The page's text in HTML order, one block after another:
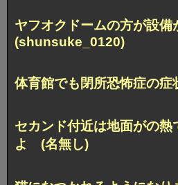
ヤフオクドームの方が設
(shunsuke_0120)
体育館でも閉所恐怖症の
セカンド付近は地面がの熱
よ (名無し)